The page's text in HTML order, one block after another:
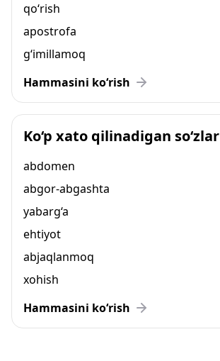
qo‘rish
apostrofa
g‘imillamoq
Hammasini ko‘rish
Ko‘p xato qilinadigan so‘zlar
abdomen
abgor-abgashta
yabarg‘a
ehtiyot
abjaqlanmoq
xohish
Hammasini ko‘rish